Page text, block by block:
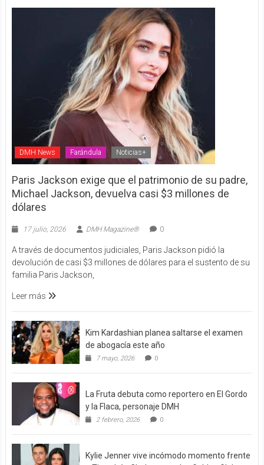
DMH News Farándula Noticias+
Paris Jackson exige que el patrimonio de su padre,
Michael Jackson, devuelva casi $3 millones de
dólares
17 julio, 2026 DMH Magazine® 0
A través de documentos judiciales, Paris Jackson pidió la
devolución de casi $3 millones de dólares para el sustento de su
familia Paris Jackson,
Leer más
Kim Kardashian planea saltarse el examen
de abogacía este año
7 mayo, 2026 0
La Fruta debuta como reportero en El Gordo
y la Flaca, personaje DMH
2 febrero, 2026 0
Kylie Jenner vive incómodo momento frente